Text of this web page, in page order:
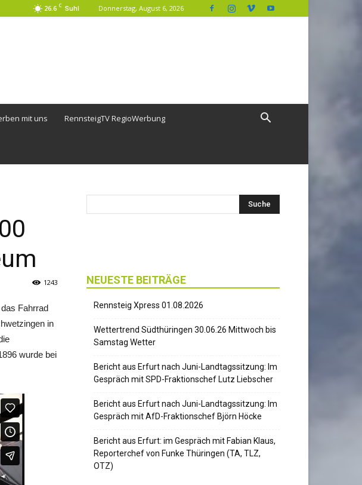
26.6 C Suhl Donnerstag, August 6, 2026
mit uns RennsteigTV RegioWerbung
1243
Fahrrad
in
wurde bei
NEUESTE BEITRÄGE
Rennsteig Xpress 01.08.2026
Wettertrend Südthüringen 30.06.26 Mittwoch bis
Samstag Wetter
Bericht aus Erfurt nach Juni-Landtagssitzung: Im
Gespräch mit SPD-Fraktionschef Lutz Liebscher
Bericht aus Erfurt nach Juni-Landtagssitzung: Im
Gespräch mit AfD-Fraktionschef Björn Höcke
Bericht aus Erfurt: im Gespräch mit Fabian Klaus,
Reporterchef von Funke Thüringen (TA, TLZ,
OTZ)